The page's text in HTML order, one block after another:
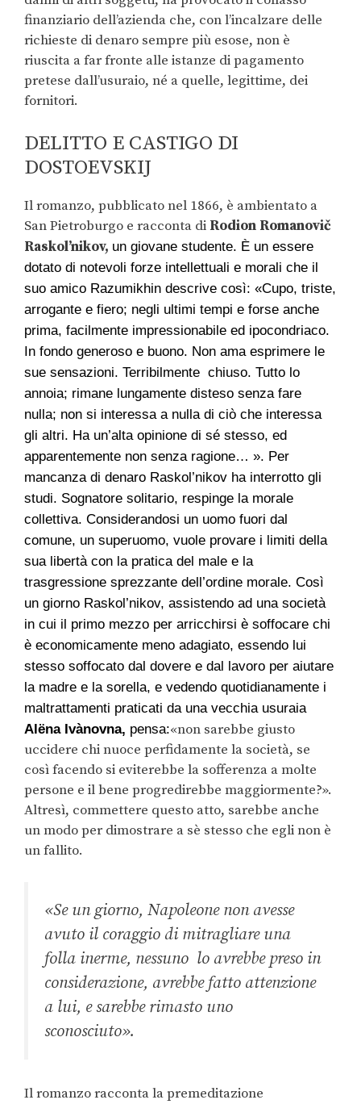
finanziario dell’azienda che, con l’incalzare delle
richieste di denaro sempre più esose, non è
riuscita a far fronte alle istanze di pagamento
pretese dall’usuraio, né a quelle, legittime, dei
fornitori.
DELITTO E CASTIGO DI
DOSTOEVSKIJ
Il romanzo, pubblicato nel 1866, è ambientato a
San Pietroburgo e racconta di Rodion Romanovič
Raskol’nikov, un giovane studente. È un essere
dotato di notevoli forze intellettuali e morali che il
suo amico Razumikhin descrive così: «Cupo, triste,
arrogante e fiero; negli ultimi tempi e forse anche
prima, facilmente impressionabile ed ipocondriaco.
In fondo generoso e buono. Non ama esprimere le
sue sensazioni. Terribilmente chiuso. Tutto lo
annoia; rimane lungamente disteso senza fare
nulla; non si interessa a nulla di ciò che interessa
gli altri. Ha un’alta opinione di sé stesso, ed
apparentemente non senza ragione… ». Per
mancanza di denaro Raskol’nikov ha interrotto gli
studi. Sognatore solitario, respinge la morale
collettiva. Considerandosi un uomo fuori dal
comune, un superuomo, vuole provare i limiti della
sua libertà con la pratica del male e la
trasgressione sprezzante dell’ordine morale. Così
un giorno Raskol’nikov, assistendo ad una società
in cui il primo mezzo per arricchirsi è soffocare chi
è economicamente meno adagiato, essendo lui
stesso soffocato dal dovere e dal lavoro per aiutare
la madre e la sorella, e vedendo quotidianamente i
maltrattamenti praticati da una vecchia usuraia
Alëna Ivànovna, pensa:«non sarebbe giusto
uccidere chi nuoce perfidamente la società, se
così facendo si eviterebbe la sofferenza a molte
persone e il bene progredirebbe maggiormente?».
Altresì, commettere questo atto, sarebbe anche
un modo per dimostrare a sè stesso che egli non è
un fallito.
«Se un giorno, Napoleone non avesse
avuto il coraggio di mitragliare una
folla inerme, nessuno lo avrebbe preso in
considerazione, avrebbe fatto attenzione
a lui, e sarebbe rimasto uno
sconosciuto».
Il romanzo racconta la premeditazione